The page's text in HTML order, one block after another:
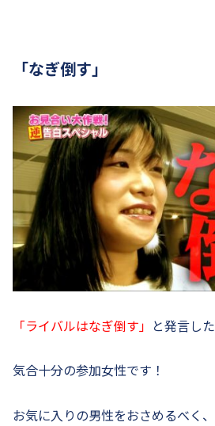
「なぎ倒す」
「ライバルはなぎ倒す」 と発言した
気合十分の参加女性です！
お気に入りの男性をおさめるべく、